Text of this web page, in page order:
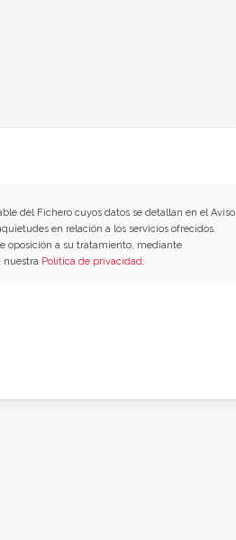
del Fichero cuyos datos se detallan en el Aviso
en relación a los servicios ofrecidos.
oposición a su tratamiento, mediante
nuestra Política de privacidad.